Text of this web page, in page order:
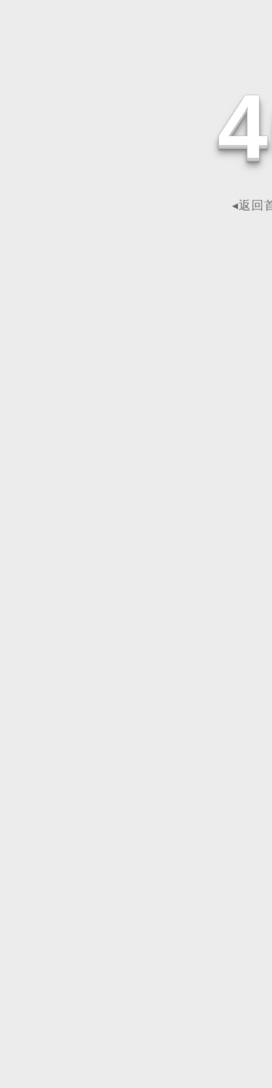
4
◂返回